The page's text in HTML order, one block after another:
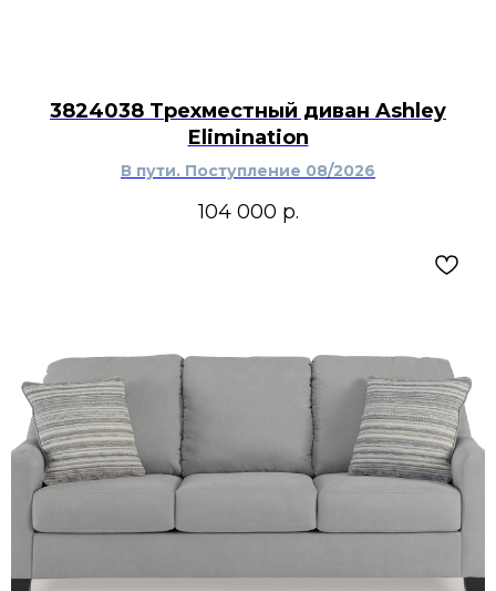
3824038 Трехместный диван Ashley
Elimination
В пути. Поступление 08/2026
104 000 р.